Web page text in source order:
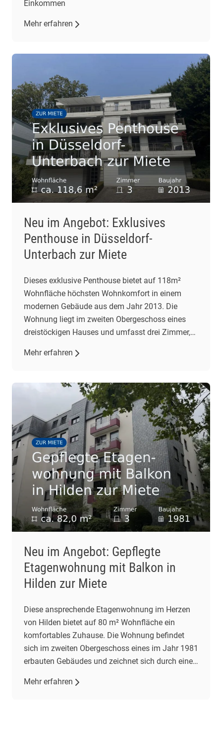
Einkommen
Mehr erfahren
Neu im Angebot: Exklusives
Penthouse in Düsseldorf-
Unterbach zur Miete
Dieses exklusive Penthouse bietet auf 118m²
Wohnfläche höchsten Wohnkomfort in einem
modernen Gebäude aus dem Jahr 2013. Die
Wohnung liegt im zweiten Obergeschoss eines
dreistöckigen Hauses und umfasst drei Zimmer,
Wohnzimmer mit offener Einbauküche. Der
Ausstattung, darunter Fliesenböden und eine
Fußbodenheizung. Eine Klimaanlage im
Wohnzimmer […]
Mehr erfahren
Neu im Angebot: Gepflegte
Etagenwohnung mit Balkon in
Hilden zur Miete
Diese ansprechende Etagenwohnung im Herzen
von Hilden bietet auf 80 m² Wohnfläche ein
komfortables Zuhause. Die Wohnung befindet
sich im zweiten Obergeschoss eines im Jahr 1981
erbauten Gebäudes und zeichnet sich durch einen
darunter zwei Schlafzimmer und ein
Mehr erfahren